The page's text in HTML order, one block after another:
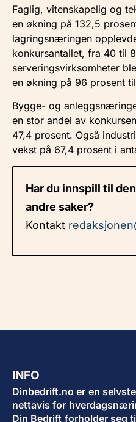
Faglig, vitenskapelig og
en økning på 132,5
lagringsnæringen
konkursantallet, fra 40 til
serveringsvirksomheter
en økning på 96 prosent
Bygge- og
en stor andel av
47,4 prosent. Også
vekst på 67,4 prosent i
Har du innspill til
andre saker?
Kontakt
INFO
Dinbedrift.no er en
nettavis for
Din Bedrift forholder seg